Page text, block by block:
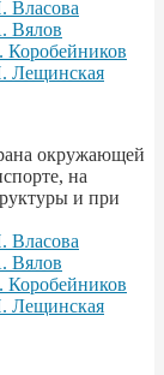
Власова
Вялов
Коробейников
Лещинская
окружающей
на
и при
Власова
Вялов
Коробейников
Лещинская